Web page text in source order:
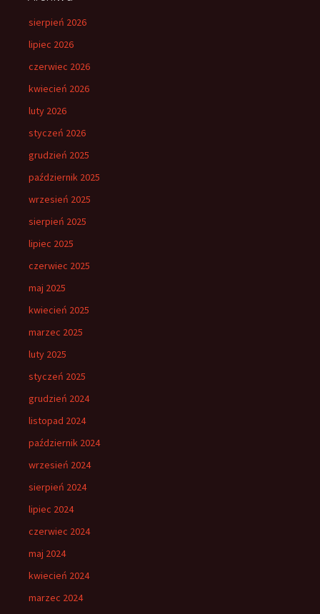
sierpień 2026
lipiec 2026
czerwiec 2026
kwiecień 2026
luty 2026
styczeń 2026
grudzień 2025
październik 2025
wrzesień 2025
sierpień 2025
lipiec 2025
czerwiec 2025
maj 2025
kwiecień 2025
marzec 2025
luty 2025
styczeń 2025
grudzień 2024
listopad 2024
październik 2024
wrzesień 2024
sierpień 2024
lipiec 2024
czerwiec 2024
maj 2024
kwiecień 2024
marzec 2024